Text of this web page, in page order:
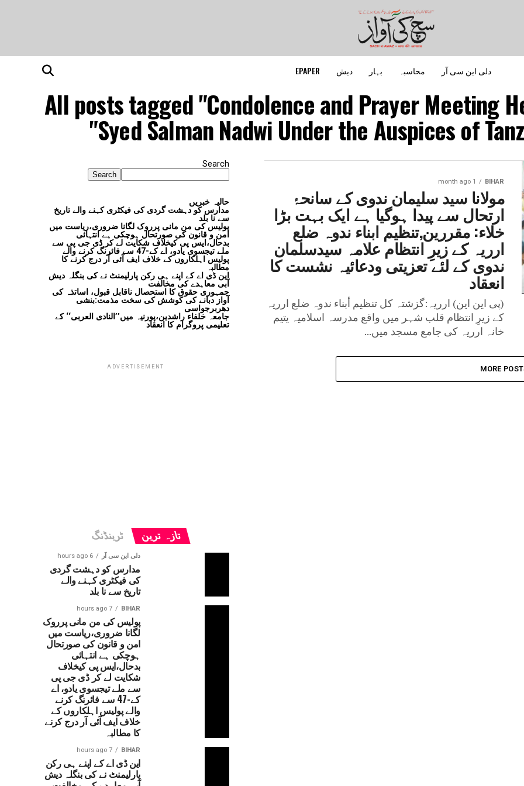
دلی این سی آر محاسبہ بہار دیش EPAPER
All posts tagged "Condolence and Prayer Meeting
Syed Salman Nadwi Under the Auspices of
BIHAR
1 month ago
مولانا سید سلیمان ندوی کے سانحۂ
ارتحال سے پیدا ہوگیا ہے ایک بہت بڑا
خلاء: مقررین,تنظیم ابناء ندوہ ضلع
ارریہ کے زیرِ انتظام علامہ سیدسلمان
ندوی کے لئے تعزیتی ودعائیہ نشست کا
انعقاد
(پی این این) ارریہ:گزشتہ کل تنظیم أبناء ندوہ ضلع ارریہ
کے زیرِ انتظام قلب شہر میں واقع مدرسہ اسلامیہ یتیم
خانہ ارریہ کی جامع مسجد میں...
MORE
Search
Search
حالیہ خبریں
مدارس کو دہشت گردی کی فیکٹری کہنے والے تاریخ
سے نا بلد
پولیس کی من مانی پرروک لگانا ضروری،ریاست میں
امن و قانون کی صورتحال ہوچکی ہے انتہائی
بدحال،ایس پی کیخلاف شکایت لے کر ڈی جی پی سے
ملے تیجسوی یادو، اے کے-47 سے فائرنگ کرنے والے
پولیس اہلکاروں کے خلاف ایف آئی آر درج کرنے کا
مطالبہ
این ڈی اے کے اپنے ہی رکن پارلیمنٹ نے کی بنگلہ دیش
آبی معاہدے کی مخالفت
جمہوری حقوق کا استحصال ناقابل قبول، اساتذہ کی
آواز دبانے کی کوشش کی سخت مذمت:بنشی
دھربرجواسی
جامعہ خلفاء راشدین،پورنیہ میں’’النادی العربی‘‘ کے
تعلیمی پروگرام کا انعقاد
ADVERTISEMENT
تازہ ترین ٹرینڈنگ
دلی این سی آر 6 hours ago
مدارس کو دہشت گردی
کی فیکٹری کہنے والے
تاریخ سے نا بلد
BIHAR
7 hours ago
پولیس کی من مانی پرروک
لگانا ضروری،ریاست میں
امن و قانون کی صورتحال
ہوچکی ہے انتہائی
بدحال،ایس پی کیخلاف
شکایت لے کر ڈی جی پی
سے ملے تیجسوی یادو، اے
کے-47 سے فائرنگ کرنے
والے پولیس اہلکاروں کے
خلاف ایف آئی آر درج کرنے
کا مطالبہ
BIHAR
7 hours ago
این ڈی اے کے اپنے ہی رکن
پارلیمنٹ نے کی بنگلہ دیش